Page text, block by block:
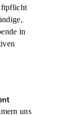
in
uns